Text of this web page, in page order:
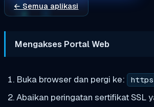
← Semua aplikasi
Mengakses Portal Web
Buka browser dan pergi ke:
Abaikan peringatan sertifikat SSL